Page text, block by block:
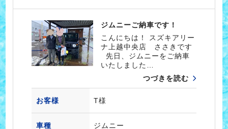
ジムニーご納車です！
こんにちは！ スズキアリー
ナ上越中央店 ささきです
先日、ジムニーをご納車
いたしました…
つづきを読む
お客様 T様
車種 ジムニー